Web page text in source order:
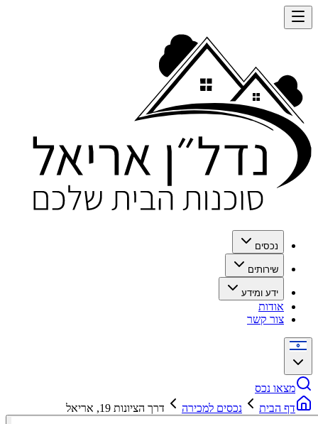
נכסים
שירותים
ידע ומידע
אודות
צור קשר
מצאו נכס
דף הבית
נכסים למכירה דרך הציונות 19, אריאל